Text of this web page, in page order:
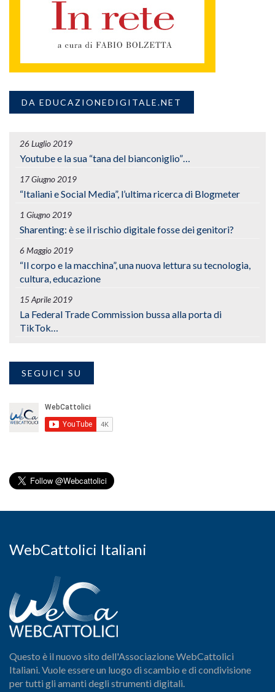
DA EDUCAZIONEDIGITALE.NET
26 Luglio 2019
Youtube e la sua “tana del bianconiglio”…
17 Giugno 2019
“Italiani e Social Media”, l’ultima ricerca di Blogmeter
1 Giugno 2019
Sharenting: è se il rischio digitale fosse dei genitori?
6 Maggio 2019
“Il corpo e la macchina”, una nuova lettura su tecnologia,
cultura, educazione
15 Aprile 2019
La Federal Trade Commission bussa alla porta di
TikTok…
SEGUICI SU
WebCattolici Italiani
Questo è il nuovo sito dell'Associazione WebCattolici
Italiani. Vuole essere un luogo di scambio e di condivisione
per tutti gli amanti degli strumenti digitali.